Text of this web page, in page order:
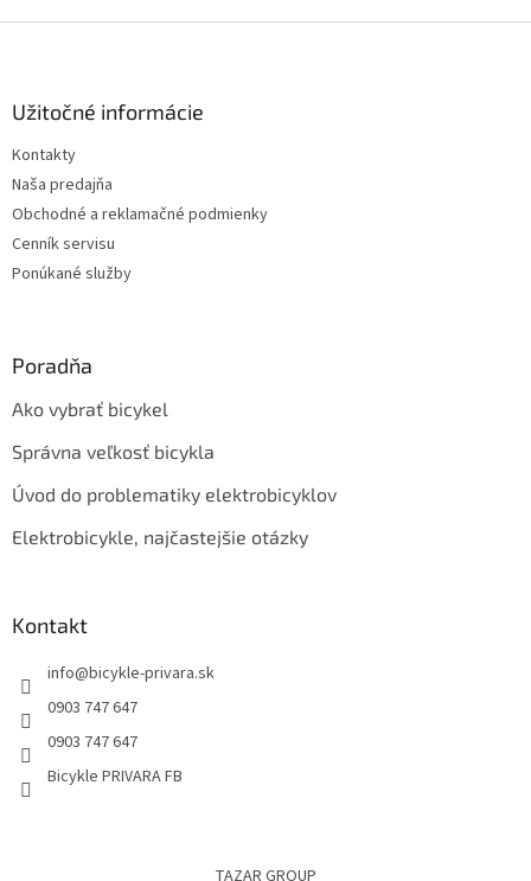
Užitočné informácie
Kontakty
Naša predajňa
Obchodné a reklamačné podmienky
Cenník servisu
Ponúkané služby
Poradňa
Ako vybrať bicykel
Správna veľkosť bicykla
Úvod do problematiky elektrobicyklov
Elektrobicykle, najčastejšie otázky
Kontakt
info@bicykle-privara.sk
0903 747 647
0903 747 647
Bicykle PRIVARA FB